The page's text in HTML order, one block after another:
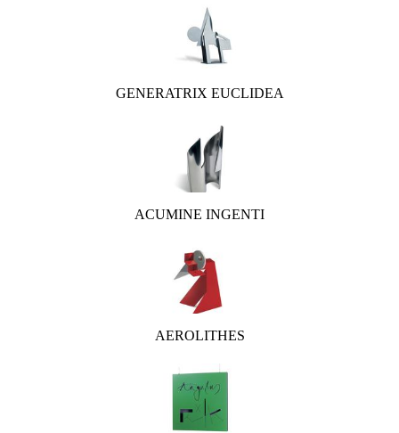
GENERATRIX EUCLIDEA
ACUMINE INGENTI
AEROLITHES